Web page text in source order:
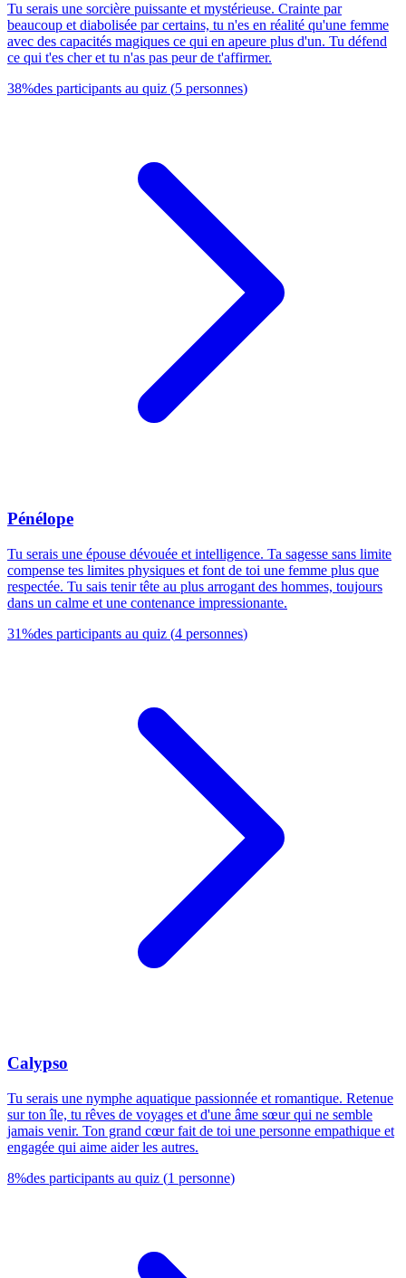
Tu serais une sorcière puissante et mystérieuse. Crainte par
beaucoup et diabolisée par certains, tu n'es en réalité qu'une femme
avec des capacités magiques ce qui en apeure plus d'un. Tu défend
ce qui t'es cher et tu n'as pas peur de t'affirmer.
38%des participants au quiz (5 personnes)
Pénélope
Tu serais une épouse dévouée et intelligence. Ta sagesse sans limite
compense tes limites physiques et font de toi une femme plus que
respectée. Tu sais tenir tête au plus arrogant des hommes, toujours
dans un calme et une contenance impressionante.
31%des participants au quiz (4 personnes)
Calypso
Tu serais une nymphe aquatique passionnée et romantique. Retenue
sur ton île, tu rêves de voyages et d'une âme sœur qui ne semble
jamais venir. Ton grand cœur fait de toi une personne empathique et
engagée qui aime aider les autres.
8%des participants au quiz (1 personne)